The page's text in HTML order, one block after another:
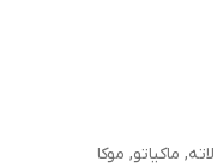
ماکیاتو, موکا